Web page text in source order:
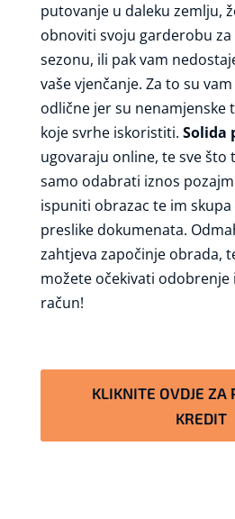
putovanje u daleku zemlju,
obnoviti svoju garderobu za
sezonu, ili pak vam
vaše vjenčanje. Za to su vam
odlične jer su nenamjenske
koje svrhe iskoristiti. Solida
ugovaraju online, te sve što
samo odabrati iznos
ispuniti obrazac te im
preslike dokumenata.
zahtjeva započinje obrada,
možete očekivati odobrenje
račun!
KLIKNITE OVDJE ZA
KREDIT